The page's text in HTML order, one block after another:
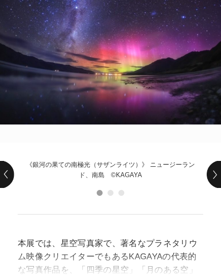
POLICY COMPANY
《銀河の果ての南極光（サザンライツ）》 ニュージーラン
ド、南島 ©KAGAYA
本展では、星空写真家で、著名なプラネタリウ
ム映像クリエイターでもあるKAGAYAの代表的
な写真作品を、「四季の星空」「月のある空」